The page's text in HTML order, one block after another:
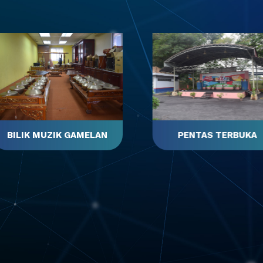
PENTAS TERBUKA PINTU MASUK UTAMA